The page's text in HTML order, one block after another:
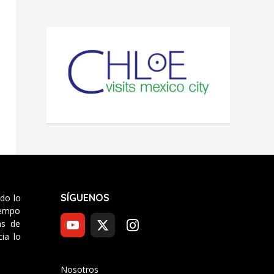
lo
de
lo
SÍGUENOS
Nosotros